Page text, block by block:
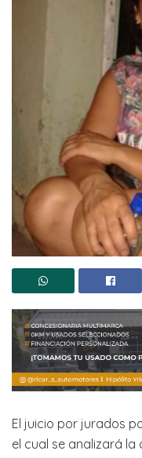
El juicio por jurados
el cual se analizará